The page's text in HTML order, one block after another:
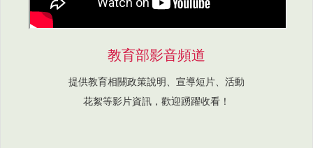
教育部影音頻道
提供教育相關政策說明、宣導短片、活動
花絮等影片資訊，歡迎踴躍收看！